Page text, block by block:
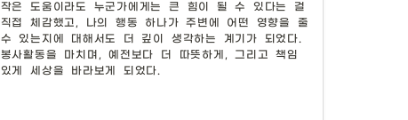
현지 학생들
작은 도움이라도 누군가에게는 큰 힘이 될 수 있다는 걸
직접 체감했고, 나의 행동 하나가 주변에 어떤 영향을 줄
수 있는지에 대해서도 더 깊이 생각하는 계기가 되었다.
봉사활동을 마치며, 예전보다 더 따뜻하게, 그리고 책임
있게 세상을 바라보게 되었다.